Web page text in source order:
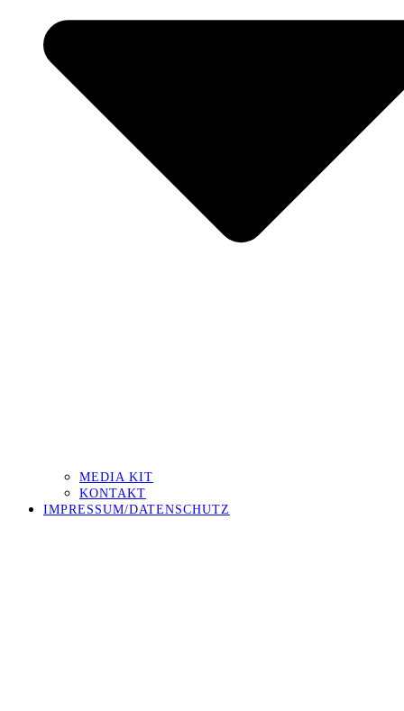
MEDIA KIT
KONTAKT
IMPRESSUM/DATENSCHUTZ